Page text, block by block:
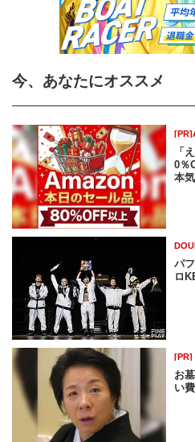
今、あなたにオススメ
「
0％
本
パ
ロ
[PR]
お
い